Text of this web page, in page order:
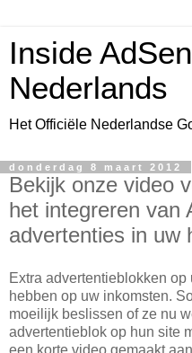
Inside
Nederlands
Het Officiële Nederlandse
donderdag 8 maart 2012
Bekijk onze video
het integreren van
advertenties in uw
Extra advertentieblokken
hebben op uw inkomsten.
moeilijk beslissen of ze nu
advertentieblok op hun site
een korte video gemaakt